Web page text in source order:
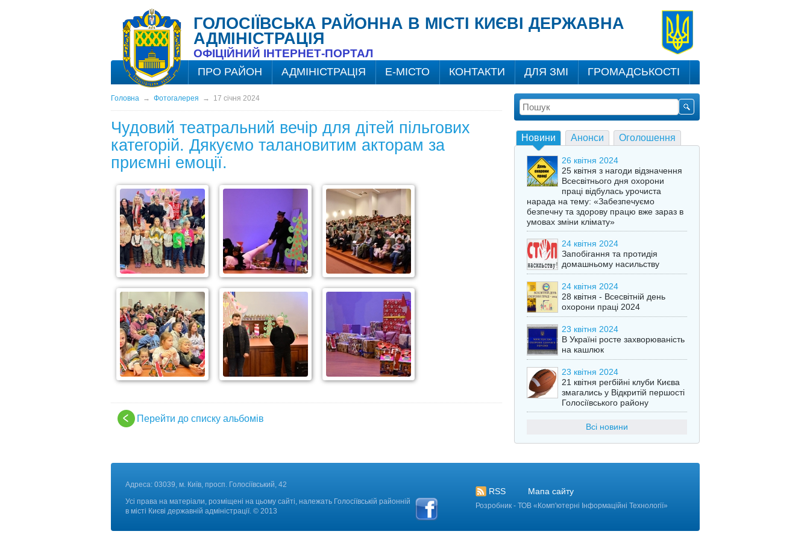
ГОЛОСІЇВСЬКА РАЙОННА В МІСТІ КИЄВІ ДЕРЖАВНА
АДМІНІСТРАЦІЯ
ОФІЦІЙНИЙ ІНТЕРНЕТ-ПОРТАЛ
ПРО РАЙОН АДМІНІСТРАЦІЯ Е-МІСТО КОНТАКТИ ДЛЯ ЗМІ ГРОМАДСЬКОСТІ
Головна→ Фотогалерея → 17 січня 2024
Чудовий театральний вечір для дітей пільгових
категорій. Дякуємо талановитим акторам за
приємні емоції.
Перейти до списку альбомів
Новини Анонси Оголошення
26 квітня 2024
25 квітня з нагоди відзначення
Всесвітнього дня охорони
праці відбулась урочиста
нарада на тему: «Забезпечуємо
безпечну та здорову працю вже зараз в
умовах зміни клімату»
24 квітня 2024
Запобігання та протидія
домашньому насильству
24 квітня 2024
28 квітня - Всесвітній день
охорони праці 2024
23 квітня 2024
В Україні росте захворюваність
на кашлюк
23 квітня 2024
21 квітня регбійні клуби Києва
змагались у Відкритій першості
Голосіївського району
Всі новини
Адреса: 03039, м. Київ, просп. Голосіївський, 42
Усі права на матеріали, розміщені на цьому сайті, належать Голосіївській районній
в місті Києві державній адміністрації. © 2013
RSS Мапа сайту
Розробник - ТОВ « Комп'ютерні Інформаційні Технології»